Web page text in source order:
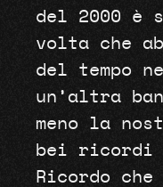
del 2000 è
volta che
del tempo
un’altra
meno la
bei ricordi
Ricordo